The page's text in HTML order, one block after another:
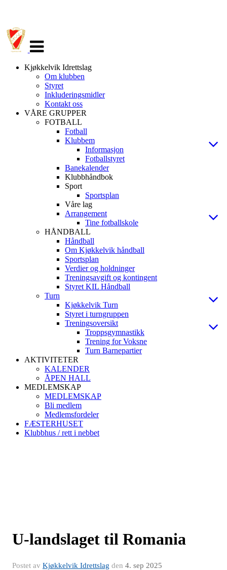
navigasjon
Kjøkkelvik Idrettslag
Om klubben
Styret
Inkluderingsmidler
Kontakt oss
VÅRE GRUPPER
FOTBALL
Fotball
Klubbem
Informasjon
Fotballstyret
Banekalender
Klubbhåndbok
Sport
Sportsplan
Våre lag
Arrangement
Tine fotballskole
HÅNDBALL
Håndball
Om Kjøkkelvik håndball
Sportsplan
Verdier og holdninger
Treningsavgift og kontingent
Styret KIL Håndball
Turn
Kjøkkelvik Turn
Styret i turngruppen
Treningsoversikt
Troppsgymnastikk
Trening for Voksne
Turn Barnepartier
AKTIVITETER
KALENDER
ÅPEN HALL
MEDLEMSKAP
MEDLEMSKAP
Bli medlem
Medlemsfordeler
FÆSTERHUSET
Klubbhus / rett i nebbet
U-landslaget til Romania
Postet av Kjøkkelvik Idrettslag den 4. sep 2025